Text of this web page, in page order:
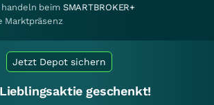
beim SMARTBROKER+
Marktpräsenz
Jetzt Depot sichern
geschenkt!